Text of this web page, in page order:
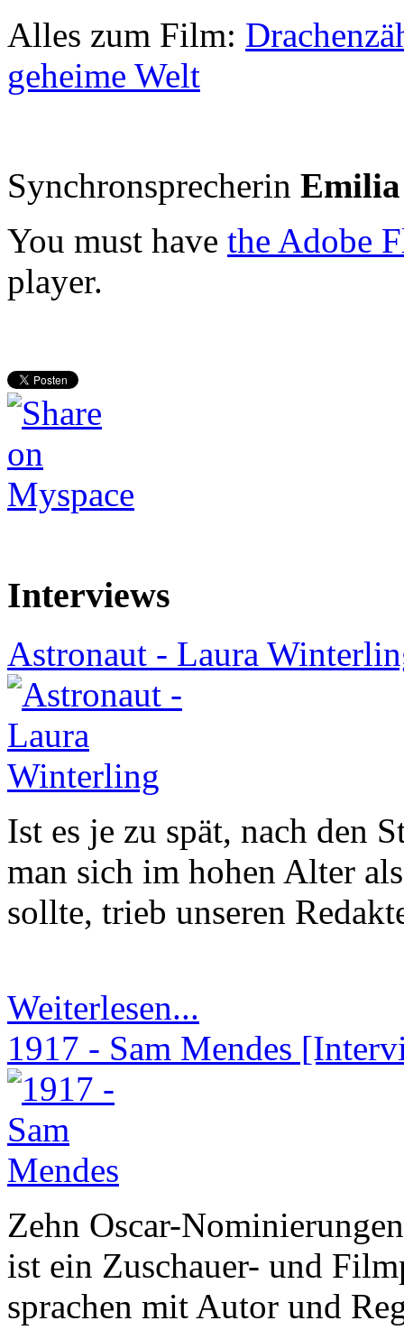
Alles zum Film:
geheime Welt
Synchronsprecherin Emilia
You must have the Adobe
player.
Interviews
Astronaut - Laura
Ist es je zu spät, nach den
man sich im hohen Alter
sollte, trieb unseren
Weiterlesen...
1917 - Sam Mendes
Zehn Oscar-
ist ein Zuschauer- und
sprachen mit Autor und